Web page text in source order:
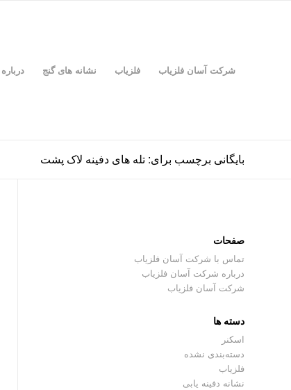
شرکت آسان فلزیاب فلزیاب نشانه های گنج
بایگانی برچسب برای: تله های دفینه لاک پشت
صفحات
تماس با شرکت آسان فلزیاب
درباره شرکت آسان فلزیاب
شرکت آسان فلزیاب
دسته ها
اسکنر
دسته‌بندی نشده
فلزیاب
نشانه دفینه یابی